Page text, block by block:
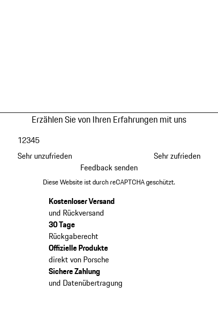
Erzählen Sie von Ihren Erfahrungen mit uns
Sehr unzufrieden
12345
Sehr zufrieden
Feedback senden
Diese Website ist durch reCAPTCHA geschützt.
Kostenloser Versand
und Rückversand
30 Tage
Rückgaberecht
Offizielle Produkte
direkt von Porsche
Sichere Zahlung
und Datenübertragung